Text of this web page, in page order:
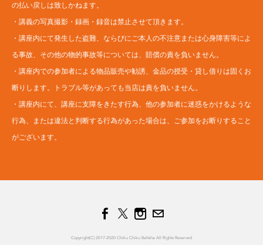
の払い戻しは致しかねます。
・講義の写真撮影・録画・録音は禁止させて頂きます。
・講座内にて発生した盗難、ならびにご本人の不注意または心身障害等によ
る事故、その他の物的事故等については、賠償の責を負いません。
・講座内での参加者による物品販売や勧誘、金品の授受・貸し借りは固くお
断りします。トラブル等があっても当店は責を負いません。
・講座内にて、講座に支障をきたす行為、他の参加者に迷惑をかけるような
行為、または違法と判断する行為があった場合は、ご参加をお断りすること
がございます。
C​opyright(C) 2017-2020 Chiku Chiku Baltsha All Rights Reserved